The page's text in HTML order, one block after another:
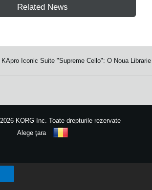
Related News
KApro Iconic Suite "Supreme Cello": O Noua
2026 KORG Inc. Toate drepturile rezervate
Alege ţara